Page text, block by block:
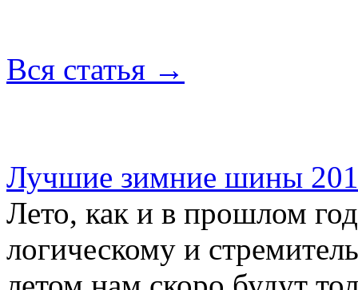
Вся статья →
Лучшие зимние шины
Лето, как и в прошлом
логическому и